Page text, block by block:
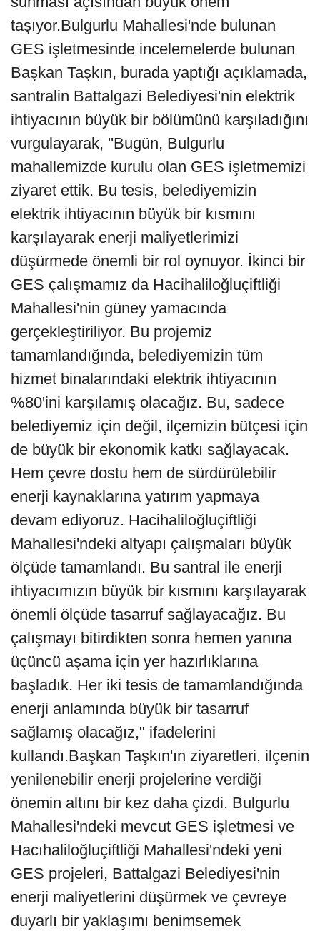
taşıyor.Bulgurlu Mahallesi'nde bulunan
GES işletmesinde incelemelerde bulunan
Başkan Taşkın, burada yaptığı açıklamada,
santralin Battalgazi Belediyesi'nin elektrik
ihtiyacının büyük bir bölümünü karşıladığını
vurgulayarak, ''Bugün, Bulgurlu
mahallemizde kurulu olan GES işletmemizi
ziyaret ettik. Bu tesis, belediyemizin
elektrik ihtiyacının büyük bir kısmını
karşılayarak enerji maliyetlerimizi
düşürmede önemli bir rol oynuyor. İkinci bir
GES çalışmamız da Hacihaliloğluçiftliği
Mahallesi'nin güney yamacında
gerçekleştiriliyor. Bu projemiz
tamamlandığında, belediyemizin tüm
hizmet binalarındaki elektrik ihtiyacının
%80'ini karşılamış olacağız. Bu, sadece
belediyemiz için değil, ilçemizin bütçesi için
de büyük bir ekonomik katkı sağlayacak.
Hem çevre dostu hem de sürdürülebilir
enerji kaynaklarına yatırım yapmaya
devam ediyoruz. Hacihaliloğluçiftliği
Mahallesi'ndeki altyapı çalışmaları büyük
ölçüde tamamlandı. Bu santral ile enerji
ihtiyacımızın büyük bir kısmını karşılayarak
önemli ölçüde tasarruf sağlayacağız. Bu
çalışmayı bitirdikten sonra hemen yanına
üçüncü aşama için yer hazırlıklarına
başladık. Her iki tesis de tamamlandığında
enerji anlamında büyük bir tasarruf
sağlamış olacağız," ifadelerini
kullandı.Başkan Taşkın'ın ziyaretleri, ilçenin
yenilenebilir enerji projelerine verdiği
önemin altını bir kez daha çizdi. Bulgurlu
Mahallesi'ndeki mevcut GES işletmesi ve
Hacıhaliloğluçiftliği Mahallesi'ndeki yeni
GES projeleri, Battalgazi Belediyesi'nin
enerji maliyetlerini düşürmek ve çevreye
duyarlı bir yaklaşımı benimsemek